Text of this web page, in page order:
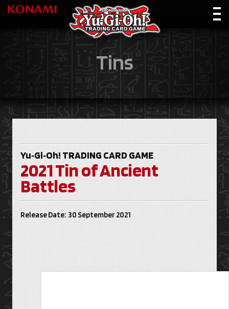
Tins
Yu‑Gi‑Oh! TRADING CARD GAME
2021 Tin of Ancient
Battles
Release Date: 30 September 2021